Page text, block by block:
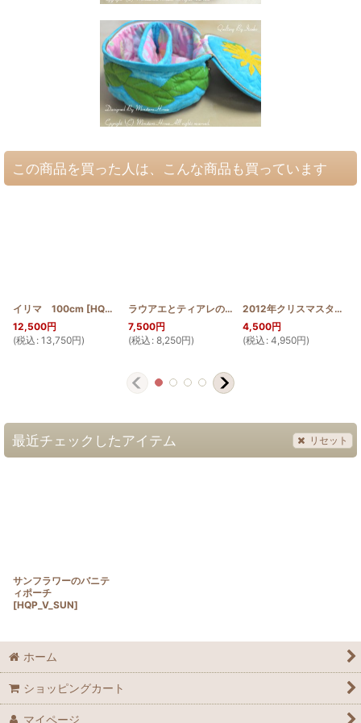
この商品を買った人は、こんな商品も買っています
イリマ 100cm [HQT100_ILI
]
12,500円
(税込 : 13,750円)
ラウアエとティアレのタウンバッグ(マチポケット付き)
7,500円
(税込 : 8,250円)
2012年クリスマスタペストリー アンセリウム
4,500円
(税込 : 4,950円)
最近チェックしたアイテム リセット
サンフラワーのバニテ
ィポーチ
[HQP_V_SUN]
ホーム
ショッピングカート
マイページ